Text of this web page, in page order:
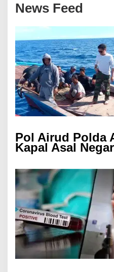
News Feed
Pol Airud Polda
Kapal Asal